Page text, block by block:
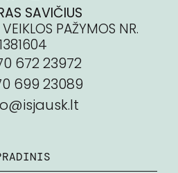
SAVIČIUS
PAŽYMOS NR.
672 23972
699 23089